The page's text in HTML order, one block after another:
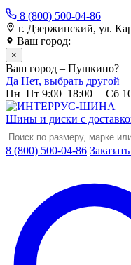
8 (800) 500-04-86
г. Дзержинский, ул.
Ваш город:
×
Ваш город – Пушкино?
Да Нет, выбрать другой
Пн–Пт 9:00–18:00 | Сб
Шины и диски с
8 (800) 500-04-86